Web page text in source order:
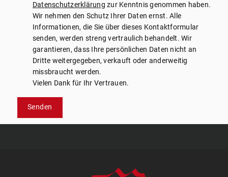
Datenschutzerklärung zur Kenntnis genommen haben.
Wir nehmen den Schutz Ihrer Daten ernst. Alle
Informationen, die Sie über dieses Kontaktformular
senden, werden streng vertraulich behandelt. Wir
garantieren, dass Ihre persönlichen Daten nicht an
Dritte weitergegeben, verkauft oder anderweitig
missbraucht werden.
Vielen Dank für Ihr Vertrauen.
Senden